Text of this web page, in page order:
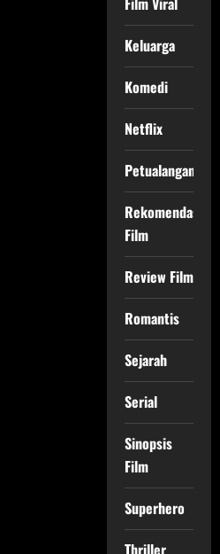
Keluarga
Komedi
Netflix
Petualangan
Rekomendasi
Film
Review Film
Romantis
Sejarah
Serial
Sinopsis
Film
Superhero
Thriller